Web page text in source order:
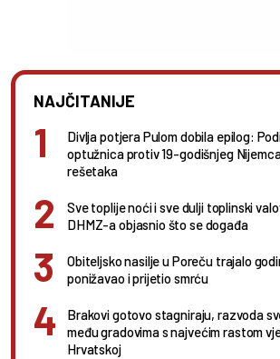
NAJČITANIJE
Divlja potjera Pulom dobila epilog:
optužnica protiv 19-godišnjeg
rešetaka
Sve toplije noći i sve dulji toplinski
DHMZ-a objasnio što se događa
Obiteljsko nasilje u Poreču trajalo
ponižavao i prijetio smrću
Brakovi gotovo stagniraju, razvoda
među gradovima s najvećim rastom
Hrvatskoj